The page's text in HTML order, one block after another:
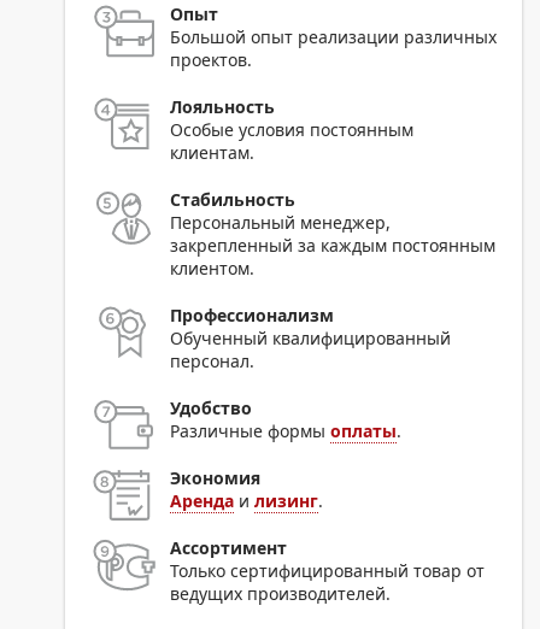
Опыт
Большой опыт реализации различных
проектов.
Лояльность
Особые условия постоянным
клиентам.
Стабильность
Персональный менеджер,
закрепленный за каждым постоянным
клиентом.
Профессионализм
Обученный квалифицированный
персонал.
Удобство
Различные формыоплаты.
Экономия
Аренда илизинг.
Ассортимент
Только сертифицированный товар от
ведущих производителей.